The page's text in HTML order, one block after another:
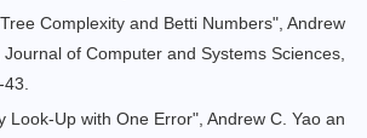
Complexity and Betti Numbers", Andrew
Journal of Computer and Systems Sciences,
43.
Look-Up with One Error", Andrew C. Yao an